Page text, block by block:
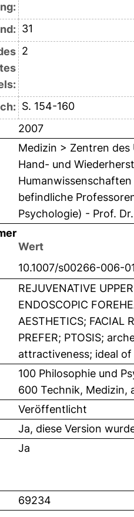
31
2
S. 154-160
2007
Medizin > Zentren
Hand- und
befindliche
Psychologie) - Prof.
Wert
10.1007/s00266-006-
REJUVENATIVE
ENDOSCOPIC
AESTHETICS; FACIAL
PREFER; PTOSIS;
attractiveness; ideal
100 Philosophie und
600 Technik, Medizin,
Veröffentlicht
Ja, diese Version
Ja
69234